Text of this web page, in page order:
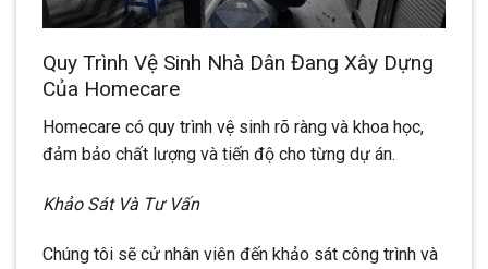
Quy Trình Vệ Sinh Nhà Dân Đang Xây Dựng
Của Homecare
Homecare có quy trình vệ sinh rõ ràng và khoa học,
đảm bảo chất lượng và tiến độ cho từng dự án.
Khảo Sát Và Tư Vấn
Chúng tôi sẽ cử nhân viên đến khảo sát công trình và